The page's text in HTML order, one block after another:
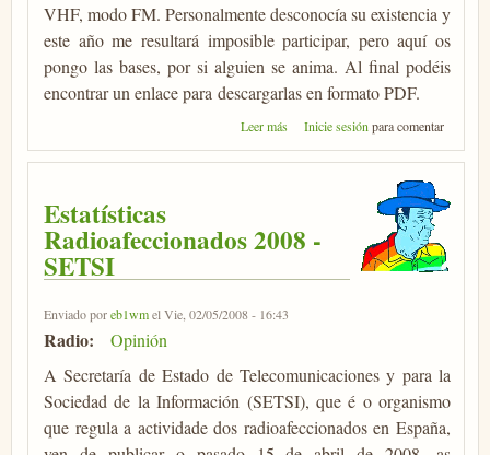
VHF, modo FM. Personalmente desconocía su existencia y
este año me resultará imposible participar, pero aquí os
pongo las bases, por si alguien se anima. Al final podéis
encontrar un enlace para descargarlas en formato PDF.
Leer más sobre III Concurso VHF Pimiento
Inicie sesión para comentar
Estatísticas
Radioafeccionados 2008 -
SETSI
Enviado poreb1wmel Vie, 02/05/2008 - 16:43
Radio:
Opinión
A Secretaría de Estado de Telecomunicaciones y para la
Sociedad de la Información (SETSI), que é o organismo
que regula a actividade dos radioafeccionados en España,